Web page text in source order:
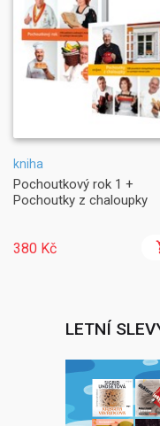
kniha
Pochoutkový rok 1 +
Pochoutky z chaloupky
380 Kč
LETNÍ